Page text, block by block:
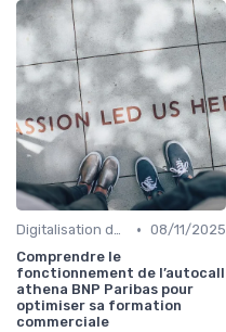
Digitalisation des ventes • 08/11/2025
Comprendre le
fonctionnement de l’autocall
athena BNP Paribas pour
optimiser sa formation
commerciale